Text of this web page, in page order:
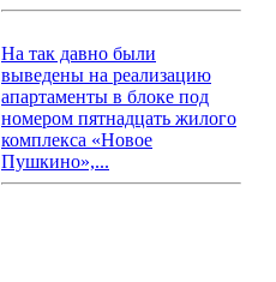
На так давно были
выведены на реализацию
апартаменты в блоке под
номером пятнадцать жилого
комплекса «Новое
Пушкино»,...